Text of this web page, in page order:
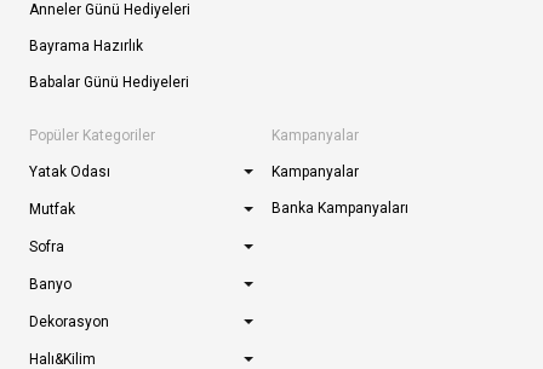
Anneler Günü Hediyeleri
Bayrama Hazırlık
Babalar Günü Hediyeleri
Popüler Kategoriler
Yatak Odası
Mutfak
Sofra
Banyo
Dekorasyon
Halı&Kilim
Kampanyalar
Kampanyalar
Banka Kampanyaları